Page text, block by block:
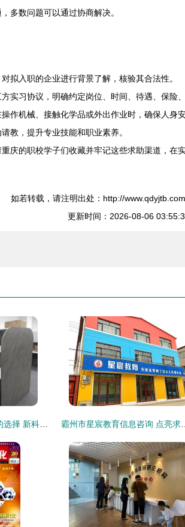
多数问题可以通过协商解决。
拟入职的企业进行背景了解，核验其合法性。
实习协议，明确约定岗位、时间、待遇、保险
作机械、接触化学品或外出作业时，确保人身
教，提升专业技能和职业素养。
庆的职校学子们收藏并牢记这些求助渠道，
如若转载，请注明出处：http://
更新时间：2026-08-06